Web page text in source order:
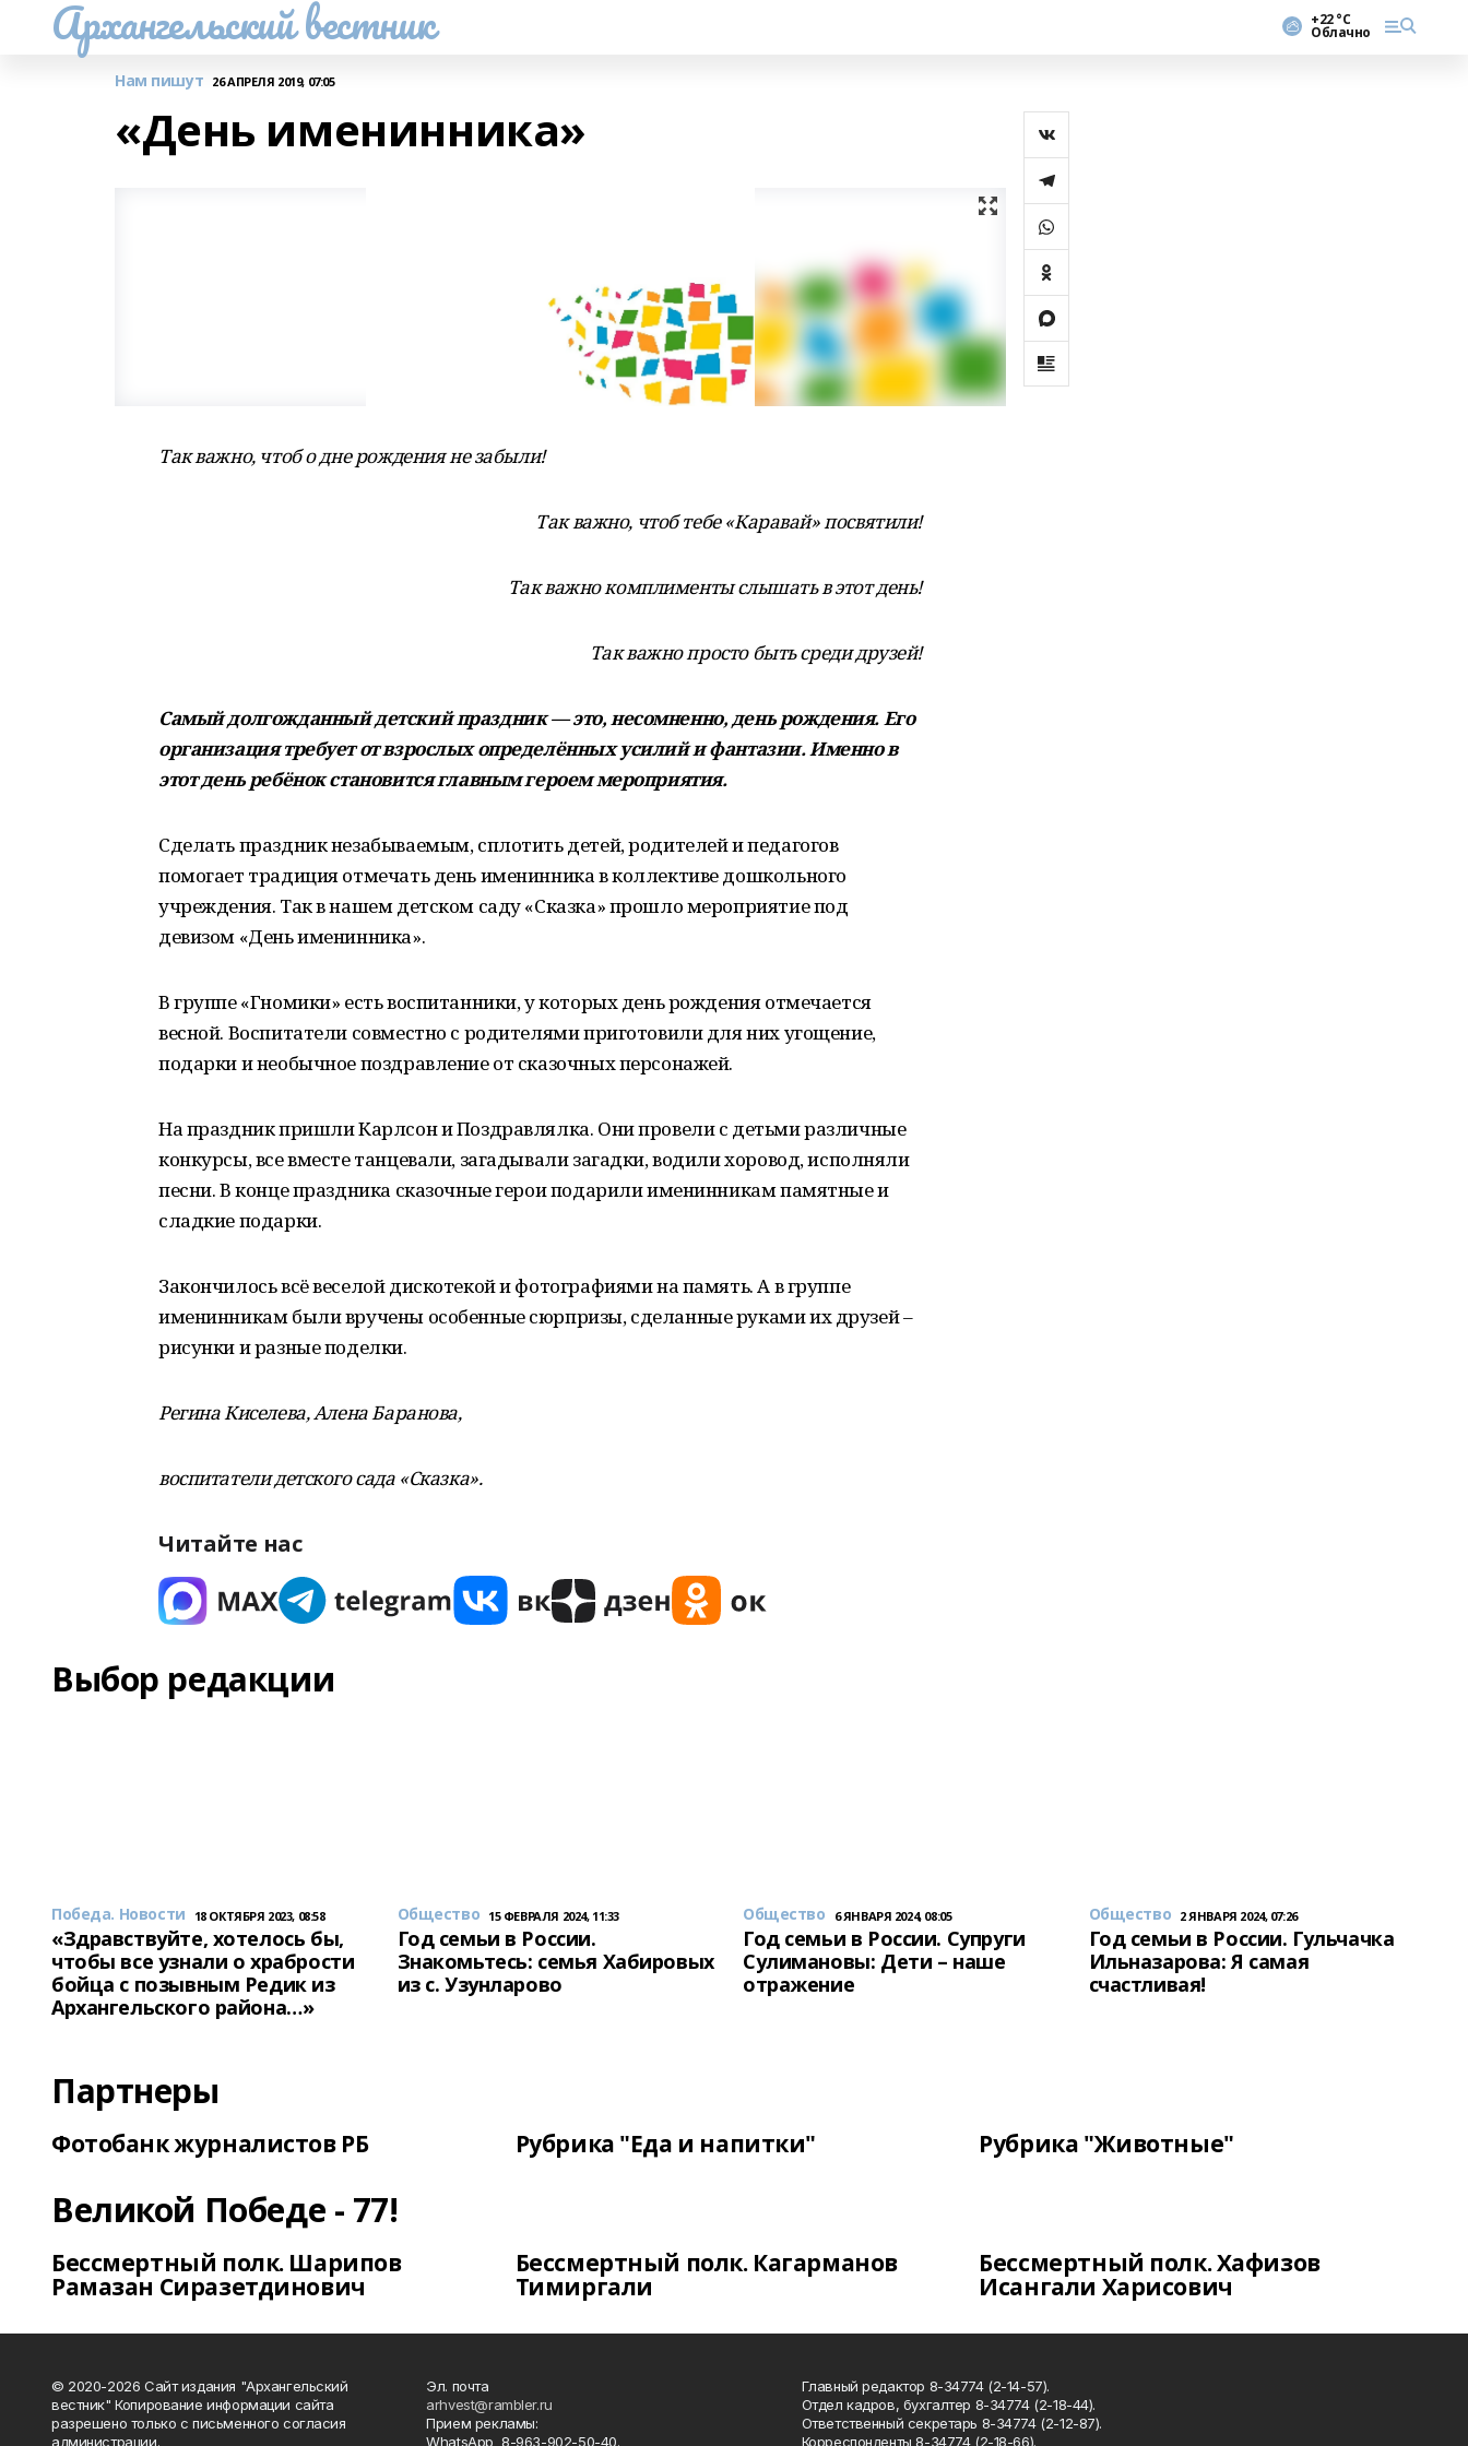
Архангельский вестник +22 °С
Облачно
Нам пишут 26 АПРЕЛЯ 2019, 07:05
«День именинника»
Так важно, чтоб о дне рождения не забыли!
Так важно, чтоб тебе «Каравай» посвятили!
Так важно комплименты слышать в этот день!
Так важно просто быть среди друзей!
Самый долгожданный детский праздник — это, несомненно, день рождения. Его
организация требует от взрослых определённых усилий и фантазии. Именно в
этот день ребёнок становится главным героем мероприятия.
Сделать праздник незабываемым, сплотить детей, родителей и педагогов
помогает традиция отмечать день именинника в коллективе дошкольного
учреждения. Так в нашем детском саду «Сказка» прошло мероприятие под
девизом «День именинника».
В группе «Гномики» есть воспитанники, у которых день рождения отмечается
весной. Воспитатели совместно с родителями приготовили для них угощение,
подарки и необычное поздравление от сказочных персонажей.
На праздник пришли Карлсон и Поздравлялка. Они провели с детьми различные
конкурсы, все вместе танцевали, загадывали загадки, водили хоровод, исполняли
песни. В конце праздника сказочные герои подарили именинникам памятные и
сладкие подарки.
Закончилось всё веселой дискотекой и фотографиями на память. А в группе
именинникам были вручены особенные сюрпризы, сделанные руками их друзей –
рисунки и разные поделки.
Регина Киселева, Алена Баранова,
воспитатели детского сада «Сказка».
Читайте нас
Выбор редакции
Победа. Новости 18 ОКТЯБРЯ 2023, 08:58
«Здравствуйте, хотелось бы,
чтобы все узнали о храбрости
бойца с позывным Редик из
Архангельского района…»
Общество 15 ФЕВРАЛЯ 2024, 11:33
Год семьи в России.
Знакомьтесь: семья Хабировых
из с. Узунларово
Общество 6 ЯНВАРЯ 2024, 08:05
Год семьи в России. Супруги
Сулимановы: Дети – наше
отражение
Общество 2 ЯНВАРЯ 2024, 07:26
Год семьи в России. Гульчачка
Ильназарова: Я самая
счастливая!
Партнеры
Фотобанк журналистов РБ Рубрика "Еда и напитки" Рубрика "Животные"
Великой Победе - 77!
Бессмертный полк. Шарипов
Рамазан Сиразетдинович
Бессмертный полк. Кагарманов
Тимиргали
Бессмертный полк. Хафизов
Исангали Харисович
© 2020-2026 Сайт издания "Архангельский
вестник" Копирование информации сайта
разрешено только с письменного согласия
администрации.
Эл. почта
arhvest@rambler.ru
Прием рекламы:
WhatsApp 8-963-902-50-40.
Главный редактор 8-34774 (2-14-57).
Отдел кадров, бухгалтер 8-34774 (2-18-44).
Ответственный секретарь 8-34774 (2-12-87).
Корреспонденты 8-34774 (2-18-66).